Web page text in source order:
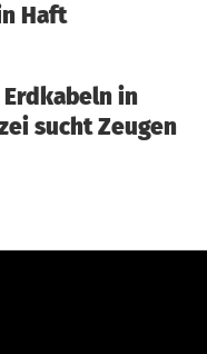
Haft
in
sucht Zeugen